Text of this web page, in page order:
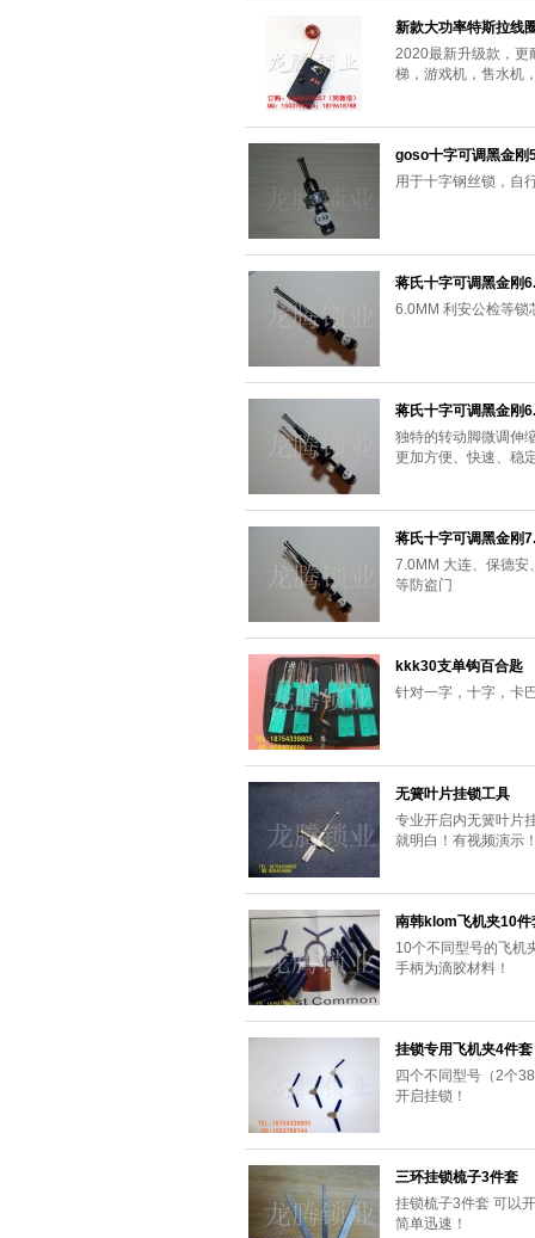
新款大功率特斯拉线
2020最新升级款，更
梯，游戏机，售水机
goso十字可调黑金刚
用于十字钢丝锁，自
蒋氏十字可调黑金刚
6.0MM 利安公检等锁
蒋氏十字可调黑金刚
独特的转动脚微调伸
更加方便、快速、稳
蒋氏十字可调黑金刚
7.0MM 大连、保德安
等防盗门
kkk30支单钩百合匙
针对一字，十字，卡
无簧叶片挂锁工具
专业开启内无簧叶片
就明白！有视频演示
南韩klom飞机夹10件
10个不同型号的飞机
手柄为滴胶材料！
挂锁专用飞机夹4件套
四个不同型号（2个
开启挂锁！
三环挂锁梳子3件套
挂锁梳子3件套 可以
简单迅速！